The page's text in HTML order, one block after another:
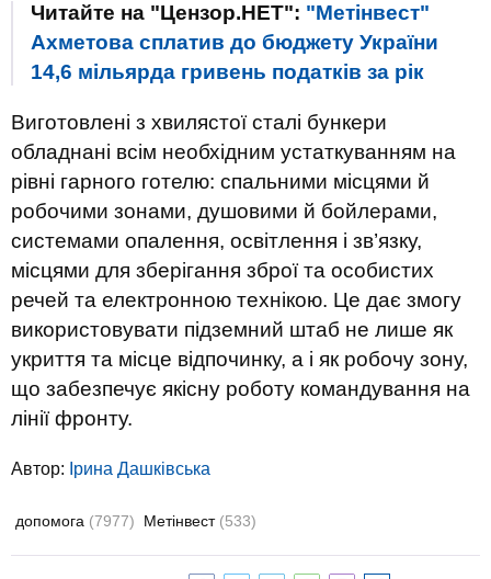
Читайте на "Цензор.НЕТ": "Метінвест"
Ахметова сплатив до бюджету України
14,6 мільярда гривень податків за рік
Виготовлені з хвилястої сталі бункери
обладнані всім необхідним устаткуванням на
рівні гарного готелю: спальними місцями й
робочими зонами, душовими й бойлерами,
системами опалення, освітлення і зв’язку,
місцями для зберігання зброї та особистих
речей та електронною технікою. Це дає змогу
використовувати підземний штаб не лише як
укриття та місце відпочинку, а і як робочу зону,
що забезпечує якісну роботу командування на
лінії фронту.
Автор: Ірина Дашківська
допомога (7977) Метінвест (533)